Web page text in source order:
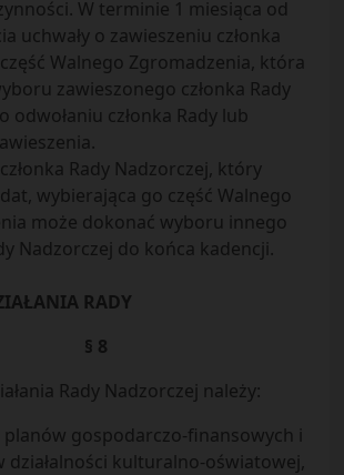
W terminie 1 miesiąca od
uchwały o zawieszeniu członka
Walnego Zgromadzenia, która
zawieszonego członka Rady
odwołaniu członka Rady lub
Rady Nadzorczej, który
wybierająca go część Walnego
może dokonać wyboru innego
Nadzorczej do końca kadencji.
RADY
§ 8
Rady Nadzorczej należy:
gospodarczo-finansowych i
działalności kulturalno-oświatowej,